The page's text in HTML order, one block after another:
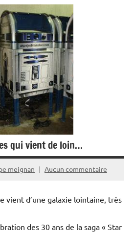
qui vient de loin…
meignan Aucun commentaire
vient d’une galaxie lointaine, très
des 30 ans de la saga « Star